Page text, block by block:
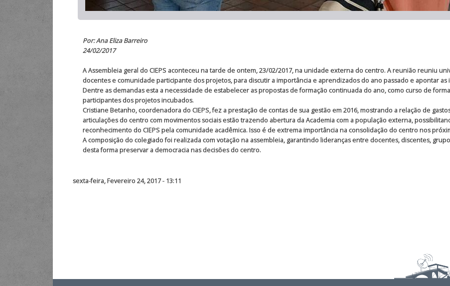
Por: Ana Eliza Barreiro
24/02/2017
A Assembleia geral do CIEPS aconteceu na tarde de ontem, 23/02/2017, na unidade externa do centro. A reunião reuniu
docentes e comunidade participante dos projetos, para discutir a importância e aprendizados do ano passado e apontar as
Dentre as demandas esta a necessidade de estabelecer as propostas de formação continuada do ano, como curso de
participantes dos projetos incubados.
Cristiane Betanho, coordenadora do CIEPS, fez a prestação de contas de sua gestão em 2016, mostrando a relação de
articulações do centro com movimentos sociais estão trazendo abertura da Academia com a população externa,
reconhecimento do CIEPS pela comunidade acadêmica. Isso é de extrema importância na consolidação do centro nos
A composição do colegiado foi realizada com votação na assembleia, garantindo lideranças entre docentes, discentes,
desta forma preservar a democracia nas decisões do centro.
sexta-feira, Fevereiro 24, 2017 - 13:11